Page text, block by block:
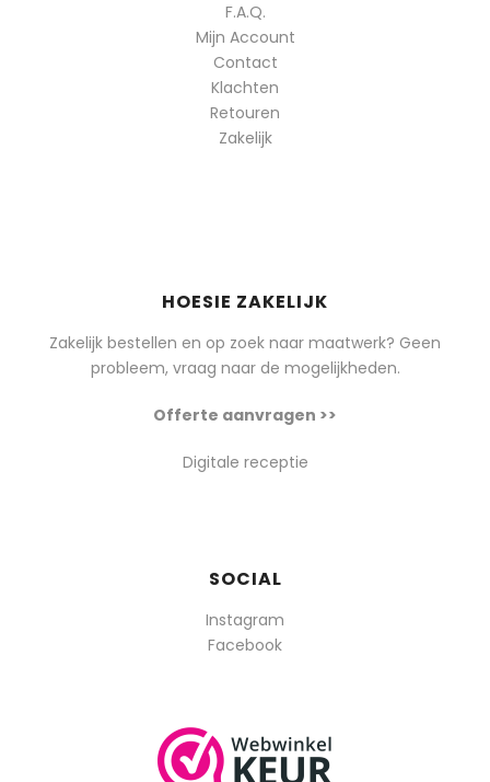
F.A.Q.
Mijn Account
Contact
Klachten
Retouren
Zakelijk
HOESIE ZAKELIJK
Zakelijk bestellen en op zoek naar maatwerk? Geen
probleem, vraag naar de mogelijkheden.
Offerte aanvragen >>
Digitale receptie
SOCIAL
Instagram
Facebook